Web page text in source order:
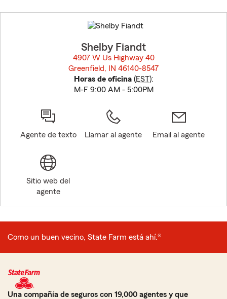
to
before
Shelby Fiandt
4907 W Us Highway 40
Greenfield, IN 46140-8547
Horas de oficina(EST):
M-F 9:00 AM - 5:00PM
Agente de texto Llamar al agente Email al agente
Sitio web del
agente
Como un buen vecino, State Farm está ahí.®
Una compañía de seguros con 19,000 agentes y que